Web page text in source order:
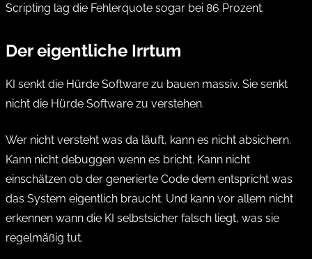
Scripting lag die Fehlerquote sogar bei 86 Prozent.
Der eigentliche Irrtum
KI senkt die Hürde Software zu bauen massiv. Sie senkt
nicht die Hürde Software zu verstehen.
Wer nicht versteht was da läuft, kann es nicht absichern.
Kann nicht debuggen wenn es bricht. Kann nicht
einschätzen ob der generierte Code dem entspricht was
das System eigentlich braucht. Und kann vor allem nicht
erkennen wann die KI selbstsicher falsch liegt, was sie
regelmäßig tut.